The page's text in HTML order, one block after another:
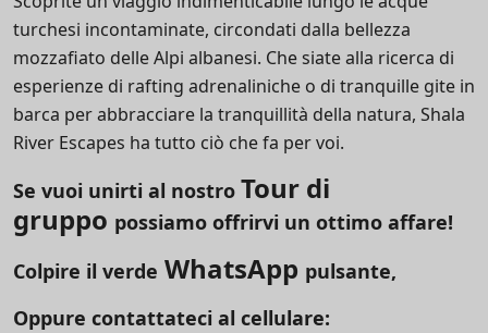
turchesi incontaminate, circondati dalla bellezza
mozzafiato delle Alpi albanesi. Che siate alla ricerca di
esperienze di rafting adrenaliniche o di tranquille gite in
barca per abbracciare la tranquillità della natura, Shala
River Escapes ha tutto ciò che fa per voi.
Se vuoi unirti al nostro Tour di
gruppo possiamo offrirvi un ottimo affare!
Colpire il verde WhatsApp pulsante,
Oppure contattateci al cellulare: